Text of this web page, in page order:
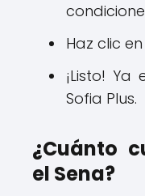
Haz clic
¡Listo! Ya
Sofia Plus.
¿Cuánto
el Sena?